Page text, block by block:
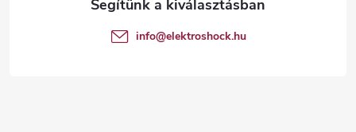
info@elektroshock.hu